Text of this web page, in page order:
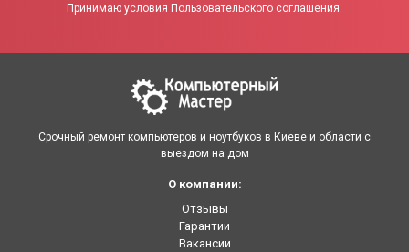
Принимаю условия Пользовательского соглашения.
Срочный ремонт компьютеров и ноутбуков в Киеве и области с
выездом на дом
О компании:
Отзывы
Гарантии
Вакансии